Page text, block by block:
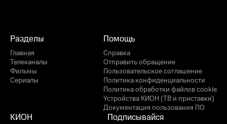
Разделы
Главная
Телеканалы
Фильмы
Сериалы
Помощь
Справка
Отправить обращение
Пользовательское соглашение
Политика конфиденциальности
Политика обработки файлов cookie
Устройства КИОН (ТВ и приставки)
Документация пользования ПО
КИОН Подписывайся